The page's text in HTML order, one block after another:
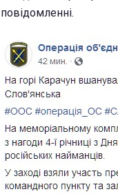
повідомленні.